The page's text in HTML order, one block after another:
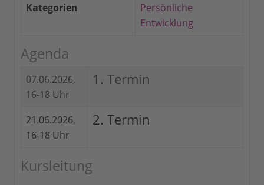
Kategorien
Persönliche
Entwicklung
Agenda
07.06.2026,
16-18 Uhr
1. Termin
21.06.2026,
16-18 Uhr
2. Termin
Kursleitung